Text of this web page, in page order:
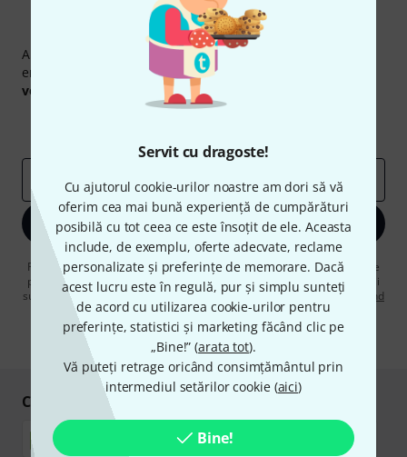
Servit cu dragoste!
Cu ajutorul cookie-urilor noastre am dori să vă
oferim cea mai bună experiență de cumpărături
posibilă cu tot ceea ce este însoțit de ele. Aceasta
include, de exemplu, oferte adecvate, reclame
personalizate și preferințe de memorare. Dacă
acest lucru este în regulă, pur și simplu sunteți
de acord cu utilizarea cookie-urilor pentru
preferințe, statistici și marketing făcând clic pe
„Bine!” (arata tot).
Vă puteți retrage oricând consimțământul prin
intermediul setărilor cookie (aici)
Bine!
Newsletter Thomann
Abonați-vă la buletinul informativ Thomann în limba
engleză și, cu puțin noroc, puteți câștiga unul dintre
voucherele
în valoare de50 €fiecare!
adresă de email
Înscrie-te acum
Făcând clic pe „Înscrie-te acum”, sunteți de acord să primiți publicitate
prin e-mail. Vă puteți dezabona în orice moment. Puteți găsi informații
suplimentare despre buletinul informativ în regulamentul nostru privind
protecția datelor.
* Necesar
Cumpărați și plătiți în siguranță